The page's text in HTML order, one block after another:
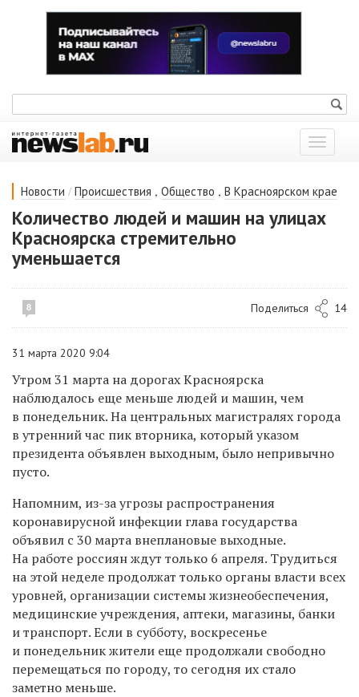
Показать
меню
Новости / Происшествия , Общество , В Красноярском крае
Количество людей и машин на улицах
Красноярска стремительно
уменьшается
8 Поделиться 14
31 марта 2020 9:04
Утром 31 марта на дорогах Красноярска
наблюдалось еще меньше людей и машин, чем
в понедельник. На центральных магистралях города
в утренний час пик вторника, который указом
президента объявлен выходным, было непривычно
пусто.
Напомним, из-за угрозы распространения
коронавирусной инфекции глава государства
объявил с 30 марта внеплановые выходные.
На работе россиян ждут только 6 апреля. Трудиться
на этой неделе продолжат только органы власти всех
уровней, организации системы жизнеобеспечения,
медицинские учреждения, аптеки, магазины, банки
и транспорт. Если в субботу, воскресенье
и понедельник жители еще продолжали свободно
перемещаться по городу, то сегодня их стало
заметно меньше.